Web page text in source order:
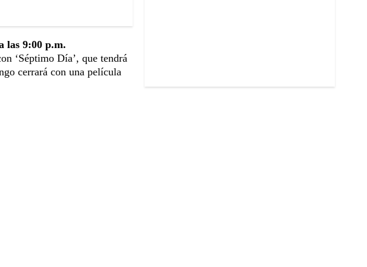
las 9:00 p.m.
‘Séptimo Día’, que tendrá
cerrará con una película